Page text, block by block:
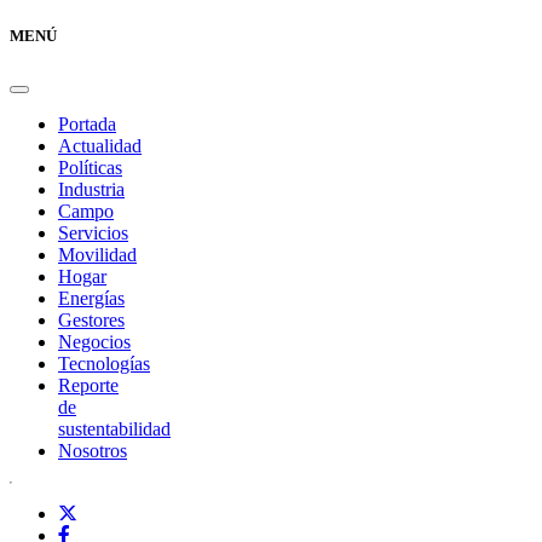
MENÚ
Portada
Actualidad
Políticas
Industria
Campo
Servicios
Movilidad
Hogar
Energías
Gestores
Negocios
Tecnologías
Reporte
de
sustentabilidad
Nosotros